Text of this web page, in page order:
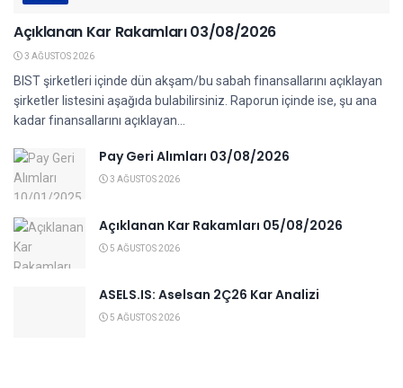
Açıklanan Kar Rakamları 03/08/2026
3 AĞUSTOS 2026
BIST şirketleri içinde dün akşam/bu sabah finansallarını açıklayan
şirketler listesini aşağıda bulabilirsiniz. Raporun içinde ise, şu ana
kadar finansallarını açıklayan...
Pay Geri Alımları 03/08/2026
3 AĞUSTOS 2026
Açıklanan Kar Rakamları 05/08/2026
5 AĞUSTOS 2026
ASELS.IS: Aselsan 2Ç26 Kar Analizi
5 AĞUSTOS 2026